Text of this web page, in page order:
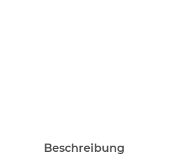
weitere Registerkarten anzeigen
Beschreibung